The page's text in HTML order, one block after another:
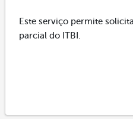
Este serviço permite
parcial do ITBI.